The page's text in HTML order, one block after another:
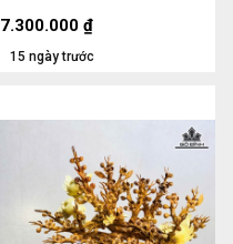
Đường Kính 45 (cm)
15 ngày trước
7.300.000 ₫